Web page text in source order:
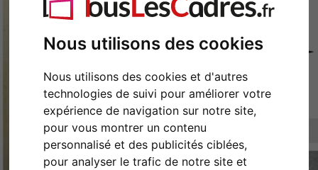
Nous utilisons des cookies
Nous utilisons des cookies et d'autres
technologies de suivi pour améliorer votre
expérience de navigation sur notre site,
pour vous montrer un contenu
personnalisé et des publicités ciblées,
pour analyser le trafic de notre site et
Retour